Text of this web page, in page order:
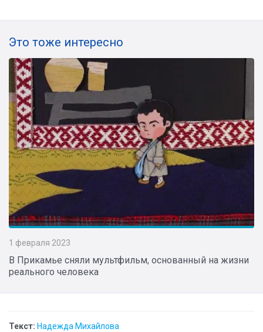
Это тоже интересно
1 февраля 2023
В Прикамье сняли мультфильм, основанный на жизни
реального человека
Текст: Надежда Михайлова